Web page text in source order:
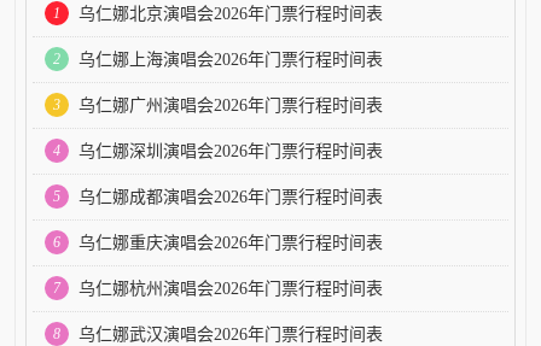
1 乌仁娜北京演唱会2026年门票行程时间表
2 乌仁娜上海演唱会2026年门票行程时间表
3 乌仁娜广州演唱会2026年门票行程时间表
4 乌仁娜深圳演唱会2026年门票行程时间表
5 乌仁娜成都演唱会2026年门票行程时间表
6 乌仁娜重庆演唱会2026年门票行程时间表
7 乌仁娜杭州演唱会2026年门票行程时间表
8 乌仁娜武汉演唱会2026年门票行程时间表